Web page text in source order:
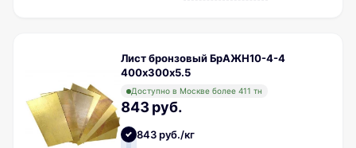
Лист бронзовый БрАЖН10-4-4
400х300х5.5
Доступно в Москве более 411 тн
843 руб.
843 руб./кг